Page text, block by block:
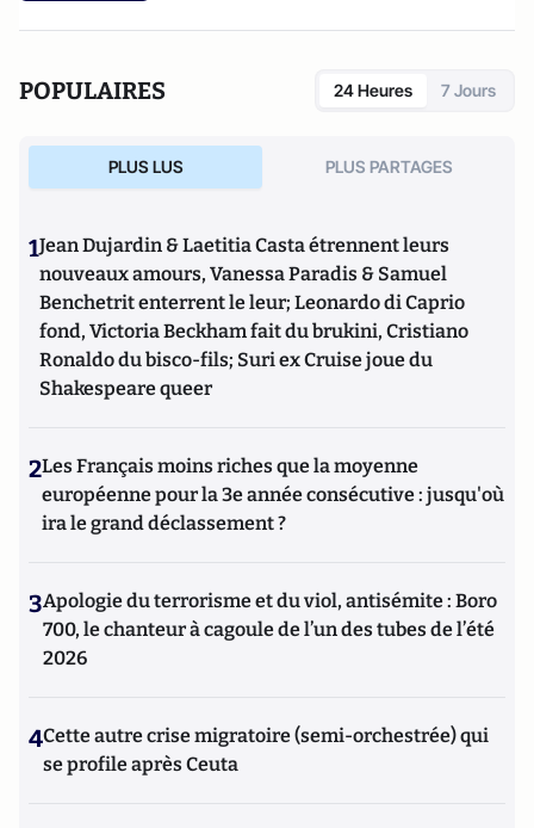
POPULAIRES 24 Heures 7 Jours
PLUS LUS PLUS PARTAGES
1Jean Dujardin & Laetitia Casta étrennent leurs
nouveaux amours, Vanessa Paradis & Samuel
Benchetrit enterrent le leur; Leonardo di Caprio
fond, Victoria Beckham fait du brukini, Cristiano
Ronaldo du bisco-fils; Suri ex Cruise joue du
Shakespeare queer
2Les Français moins riches que la moyenne
européenne pour la 3e année consécutive : jusqu'où
ira le grand déclassement ?
3Apologie du terrorisme et du viol, antisémite : Boro
700, le chanteur à cagoule de l’un des tubes de l’été
2026
4Cette autre crise migratoire (semi-orchestrée) qui
se profile après Ceuta